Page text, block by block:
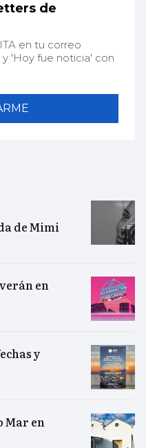
de
en tu correo
'Hoy fue noticia' con
de Mimi
en
y
Mar en